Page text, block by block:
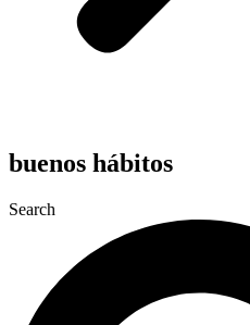
buenos hábitos
Search